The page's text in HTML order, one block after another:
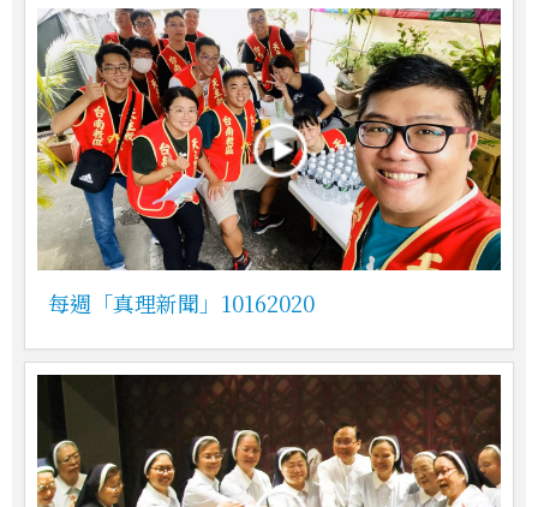
每週「真理新聞」10162020